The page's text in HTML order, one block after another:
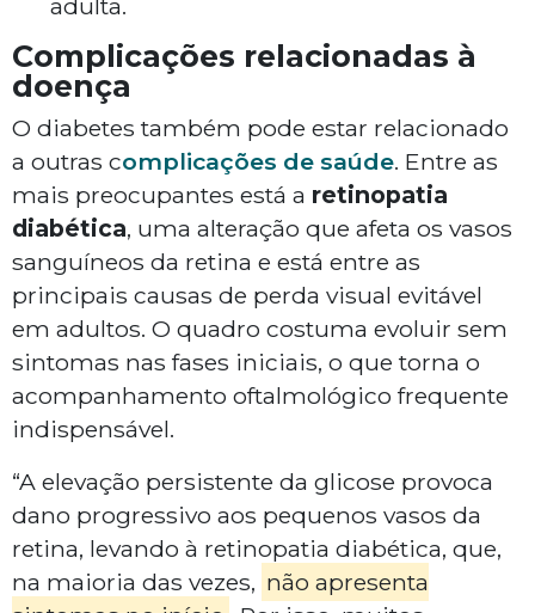
adulta.
Complicações relacionadas à
doença
O diabetes também pode estar relacionado
a outras complicações de saúde. Entre as
mais preocupantes está a retinopatia
diabética, uma alteração que afeta os vasos
sanguíneos da retina e está entre as
principais causas de perda visual evitável
em adultos. O quadro costuma evoluir sem
sintomas nas fases iniciais, o que torna o
acompanhamento oftalmológico frequente
indispensável.
“A elevação persistente da glicose provoca
dano progressivo aos pequenos vasos da
retina, levando à retinopatia diabética, que,
na maioria das vezes, não apresenta